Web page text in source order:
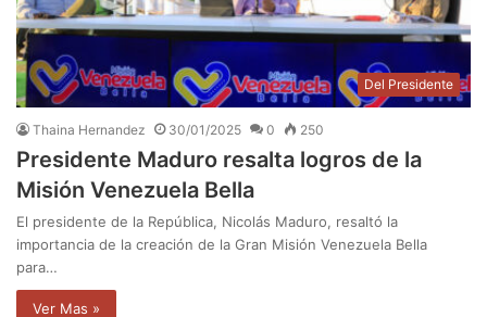
Del Presidente
Thaina Hernandez 30/01/2025 0 250
Presidente Maduro resalta logros de la
Misión Venezuela Bella
El presidente de la República, Nicolás Maduro, resaltó la
importancia de la creación de la Gran Misión Venezuela Bella
para…
Ver Mas »